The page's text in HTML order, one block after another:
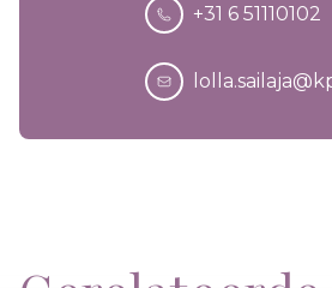
+31 6 51110102